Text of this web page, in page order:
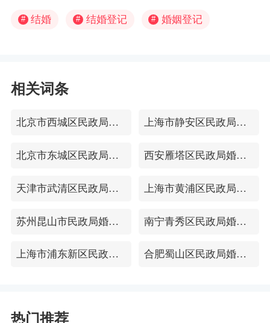
# 结婚 # 结婚登记 # 婚姻登记
相关词条
北京市西城区民政局婚姻登记处 上海市静安区民政局婚姻登记处
北京市东城区民政局婚姻登记处 西安雁塔区民政局婚姻登记处
天津市武清区民政局婚姻登记处 上海市黄浦区民政局婚姻登记处
苏州昆山市民政局婚姻登记处 南宁青秀区民政局婚姻登记处
上海市浦东新区民政局婚姻登记处 合肥蜀山区民政局婚姻登记处
热门推荐